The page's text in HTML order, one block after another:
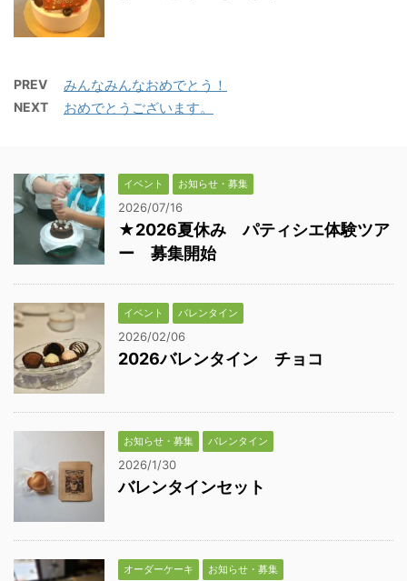
PREV みんなみんなおめでとう！
NEXT おめでとうございます。
イベント お知らせ・募集
2026/07/16
★2026夏休み パティシエ体験ツア
ー 募集開始
イベント バレンタイン
2026/02/06
2026バレンタイン チョコ
お知らせ・募集 バレンタイン
2026/1/30
バレンタインセット
オーダーケーキ お知らせ・募集